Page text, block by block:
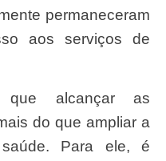
permaneceram
aos serviços de
do que ampliar a
Para ele, é